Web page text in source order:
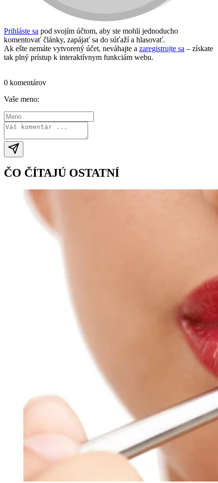
Prihláste sa pod svojím účtom, aby ste mohli jednoducho
komentovať články, zapájať sa do súťaží a hlasovať.
Ak ešte nemáte vytvorený účet, neváhajte a zaregistrujte sa – získate
tak plný prístup k interaktívnym funkciám webu.
0 komentárov
Vaše meno:
ČO ČÍTAJÚ OSTATNÍ